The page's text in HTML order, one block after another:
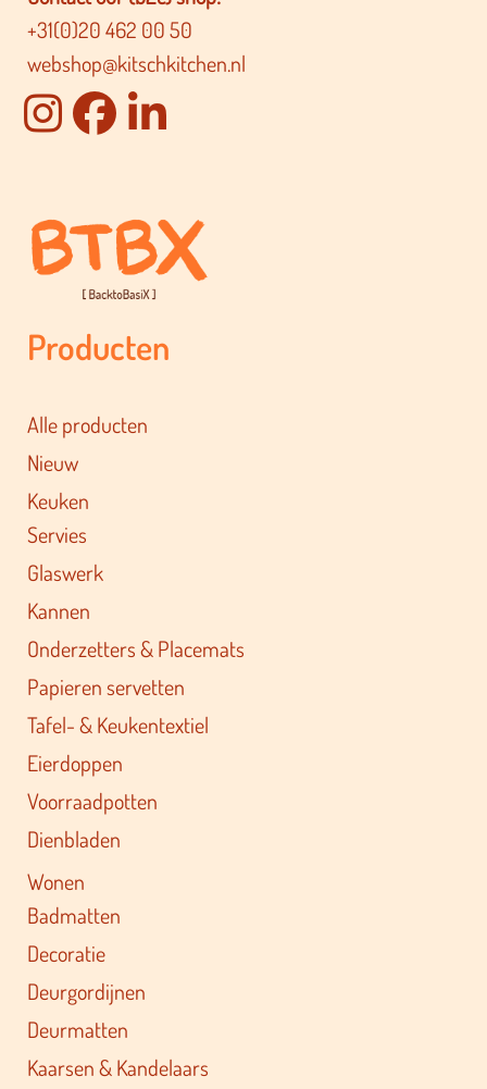
+31(0)20 462 00 50
webshop@kitschkitchen.nl
Producten
Alle producten
Nieuw
Keuken
Servies
Glaswerk
Kannen
Onderzetters & Placemats
Papieren servetten
Tafel- & Keukentextiel
Eierdoppen
Voorraadpotten
Dienbladen
Wonen
Badmatten
Decoratie
Deurgordijnen
Deurmatten
Kaarsen & Kandelaars